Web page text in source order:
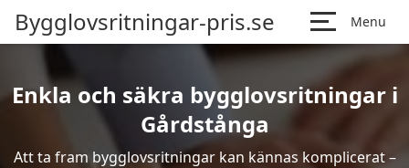
Bygglovsritningar-pris.se Menu
Enkla och säkra bygglovsritningar i
Gårdstånga
Att ta fram bygglovsritningar kan kännas komplicerat –